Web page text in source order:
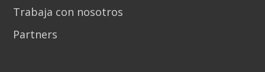
Trabaja con nosotros
Partners